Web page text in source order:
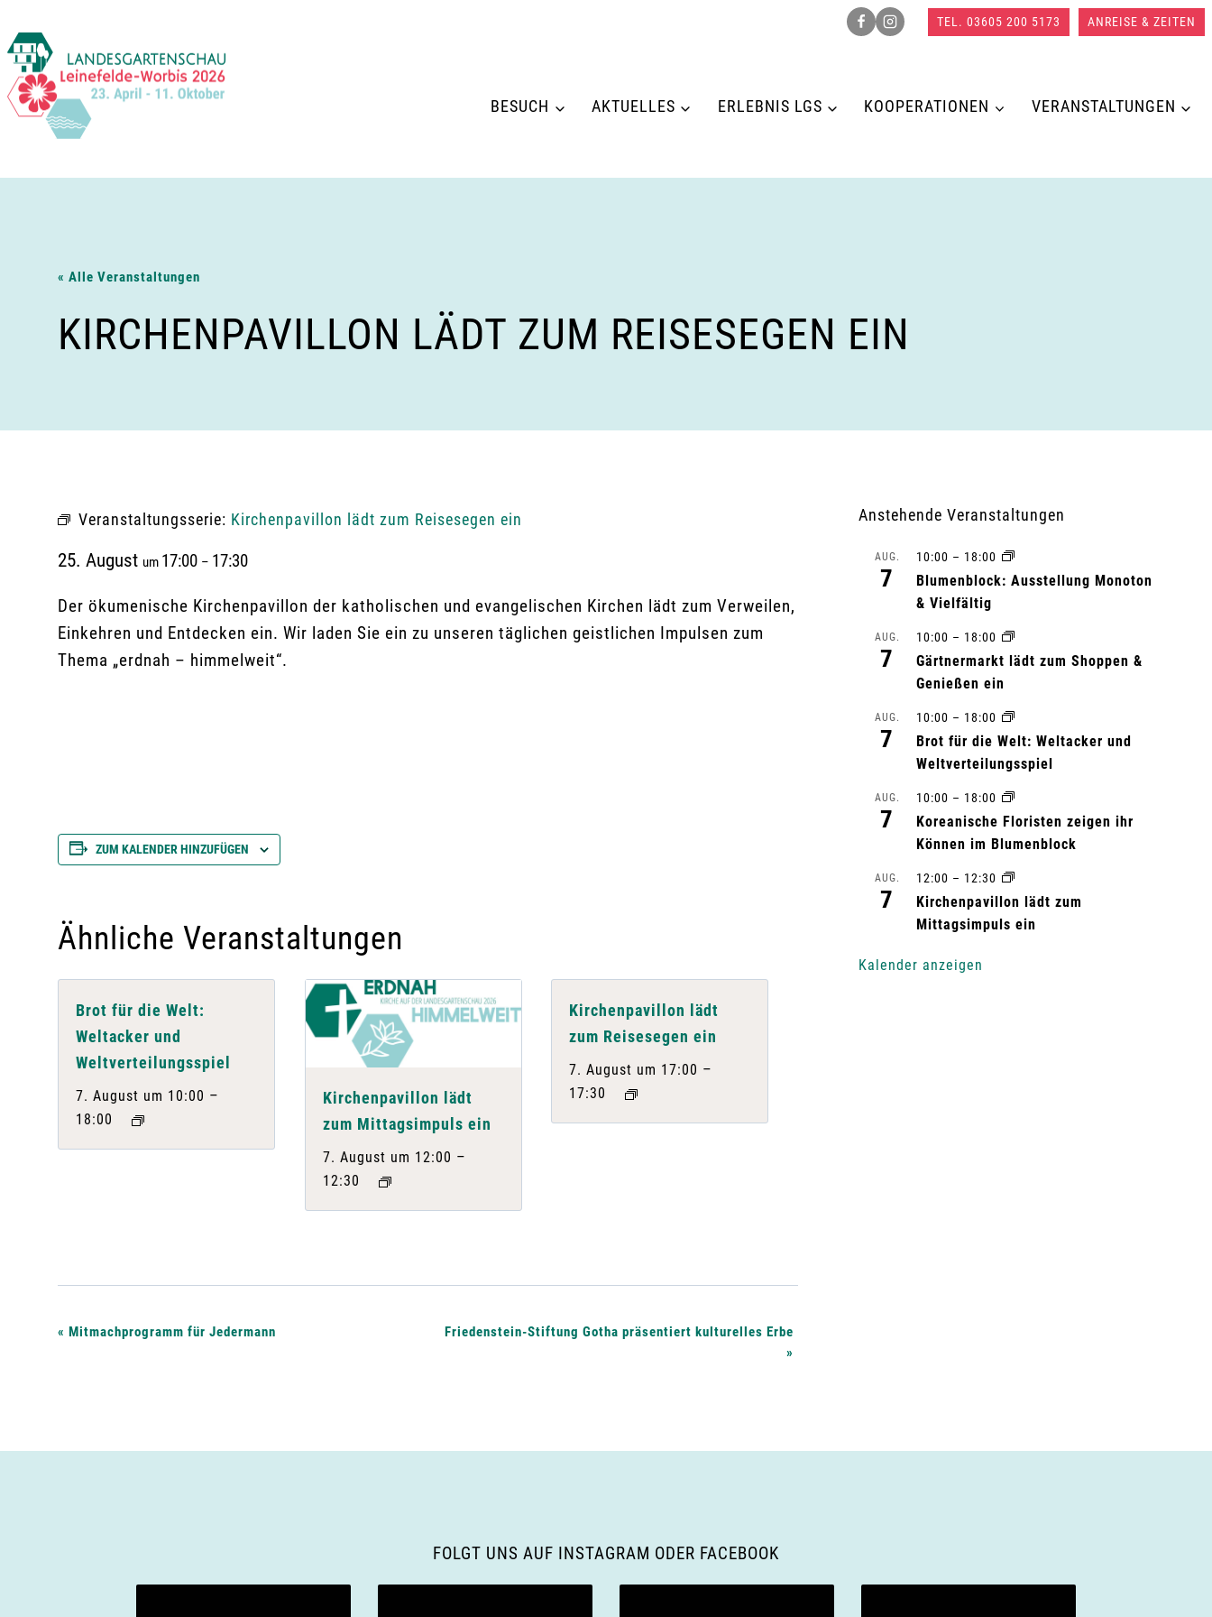
Inhalt
springen
TEL. 03605 200 5173 ANREISE & ZEITEN
BESUCH AKTUELLES ERLEBNIS LGS KOOPERATIONEN VERANSTALTUNGEN
« Alle Veranstaltungen
KIRCHENPAVILLON LÄDT ZUM REISESEGEN EIN
Veranstaltungsserie: Kirchenpavillon lädt zum Reisesegen ein
25. August um 17:00 – 17:30
Der ökumenische Kirchenpavillon der katholischen und evangelischen Kirchen lädt zum Verweilen,
Einkehren und Entdecken ein. Wir laden Sie ein zu unseren täglichen geistlichen Impulsen zum
Thema „erdnah – himmelweit“.
ZUM KALENDER HINZUFÜGEN
Ähnliche Veranstaltungen
Brot für die Welt:
Weltacker und
Weltverteilungsspiel
7. August um 10:00 –
18:00
Kirchenpavillon lädt
zum Mittagsimpuls ein
7. August um 12:00 –
12:30
Kirchenpavillon lädt
zum Reisesegen ein
7. August um 17:00 –
17:30
V
r
« Mitmachprogramm für Jedermann
Friedenstein-Stiftung Gotha präsentiert kulturelles Erbe
»
Anstehende Veranstaltungen
AUG.
7
10:00 – 18:00
Blumenblock: Ausstellung Monoton
& Vielfältig
AUG.
7
10:00 – 18:00
Gärtnermarkt lädt zum Shoppen &
Genießen ein
AUG.
7
10:00 – 18:00
Brot für die Welt: Weltacker und
Weltverteilungsspiel
AUG.
7
10:00 – 18:00
Koreanische Floristen zeigen ihr
Können im Blumenblock
AUG.
7
12:00 – 12:30
Kirchenpavillon lädt zum
Mittagsimpuls ein
Kalender anzeigen
FOLGT UNS AUF INSTAGRAM ODER FACEBOOK